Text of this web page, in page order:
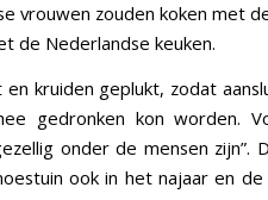
vrouwen zouden koken met
de Nederlandse keuken.
kruiden geplukt, zodat
gedronken kon worden.
onder de mensen zijn”.
ook in het najaar en